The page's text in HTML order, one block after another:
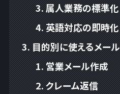
属人業務の標準化
英語対応の即時化
目的別に使えるメー
営業メール作成
クレーム返信